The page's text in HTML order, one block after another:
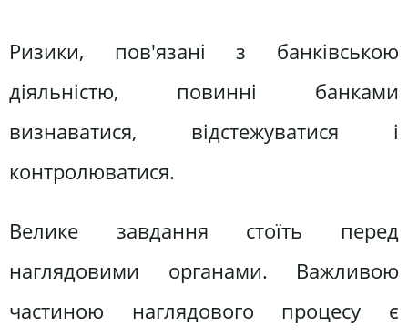
Ризики, пов'язані з банківською
діяльністю, повинні банками
визнаватися, відстежуватися і
контролюватися.
Велике завдання стоїть перед
наглядовими органами. Важливою
частиною наглядового процесу є